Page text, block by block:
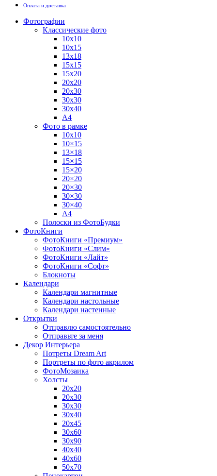
Оплата и доставка
Фотографии
Классические фото
10х10
10х15
13х18
15х15
15х20
20х20
20х30
30х30
30х40
А4
Фото в рамке
10х10
10×15
13×18
15×15
15×20
20×20
20×30
30×30
30×40
A4
Полоски из ФотоБудки
ФотоКниги
ФотоКниги «Премиум»
ФотоКниги «Слим»
ФотоКниги «Лайт»
ФотоКниги «Софт»
Блокноты
Календари
Календари магнитные
Календари настольные
Календари настенные
Открытки
Отправлю самостоятельно
Отправьте за меня
Декор Интерьера
Потреты Dream Art
Портреты по фото акрилом
ФотоМозаика
Холсты
20х20
20х30
30х30
30х40
20х45
30х60
30х90
40х40
40х60
50х70